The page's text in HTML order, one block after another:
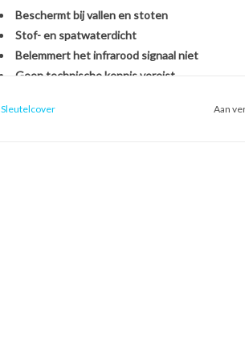
Beschermt bij vallen en stoten
Stof- en spatwaterdicht
Belemmert het infrarood signaal niet
Geen technische kennis vereist
Sleutelcover Aan